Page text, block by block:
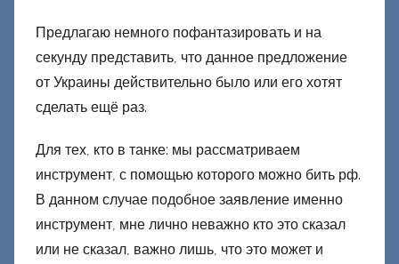
Предлагаю немного пофантазировать и на
секунду представить, что данное предложение
от Украины действительно было или его хотят
сделать ещё раз.
Для тех, кто в танке: мы рассматриваем
инструмент, с помощью которого можно бить рф.
В данном случае подобное заявление именно
инструмент, мне лично неважно кто это сказал
или не сказал, важно лишь, что это может и